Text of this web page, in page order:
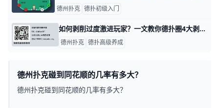
德州扑克 德扑初级入门
如何剥削过度激进玩家？一文教你德扑圈4大剥削法则 德扑游戏就是关于剥削的游戏。你的目标就是找到对手策略的漏洞，想办法如何利用这些漏洞，然后在实战中去剥削他们的错误。 当你诈唬时，你的目标就是剥
德州扑克 德扑高级养成
德州扑克碰到同花顺的几率有多大？
德州扑克碰到同花顺的几率有多大？